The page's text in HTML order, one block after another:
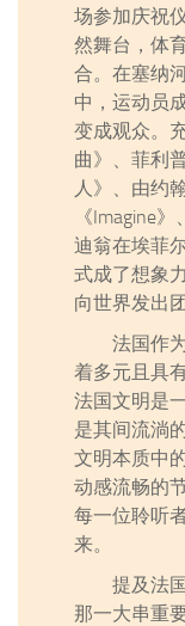
场参加庆祝
然舞台，体
合。在塞纳
中，运动员
变成观众。
曲》、菲利
人》、由约
《Imagine
迪翁在埃菲
式成了想象
向世界发出
法国作
着多元且具
法国文明是
是其间流淌
文明本质中
动感流畅的
每一位聆听
来。
提及法
那一大串重